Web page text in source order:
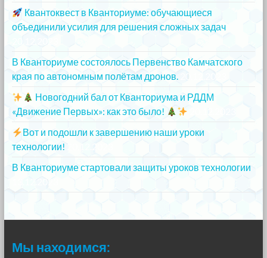
Квантоквест в Кванториуме: обучающиеся
объединили усилия для решения сложных задач
В Кванториуме состоялось Первенство Камчатского
края по автономным полётам дронов.
Новогодний бал от Кванториума и РДДМ
«Движение Первых»: как это было!
Вот и подошли к завершению наши уроки
технологии!
В Кванториуме стартовали защиты уроков технологии
13.12.2023
Мы находимся: